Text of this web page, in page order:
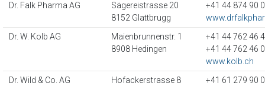
Dr. Falk Pharma AG
Sägereistrasse 20
8152 Glattbrugg
+41 44 874 90
Dr. W. Kolb AG
Maienbrunnenstr. 1
8908 Hedingen
+41 44 762 46
+41 44 762 46
www.kolb.ch
Dr. Wild & Co. AG
Hofackerstrasse 8
+41 61 279 90